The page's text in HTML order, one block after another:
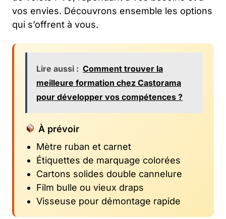
vos envies. Découvrons ensemble les options
qui s’offrent à vous.
Lire aussi : Comment trouver la
meilleure formation chez Castorama
pour développer vos compétences ?
À prévoir
Mètre ruban et carnet
Étiquettes de marquage colorées
Cartons solides double cannelure
Film bulle ou vieux draps
Visseuse pour démontage rapide